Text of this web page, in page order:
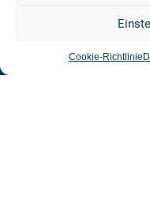
Cookie-Richtlinie
Fax.: +49 34202